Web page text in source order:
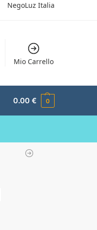
NegoLuz Italia
Mio Carrello
0.00€ 0